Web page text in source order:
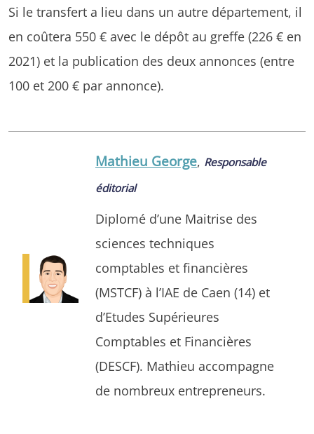
Si le transfert a lieu dans un autre département, il
en coûtera 550 € avec le dépôt au greffe (226 € en
2021) et la publication des deux annonces (entre
100 et 200 € par annonce).
Mathieu George, Responsable
éditorial
Diplomé d’une Maitrise des
sciences techniques
comptables et financières
(MSTCF) à l’IAE de Caen (14) et
d’Etudes Supérieures
Comptables et Financières
(DESCF). Mathieu accompagne
de nombreux entrepreneurs.